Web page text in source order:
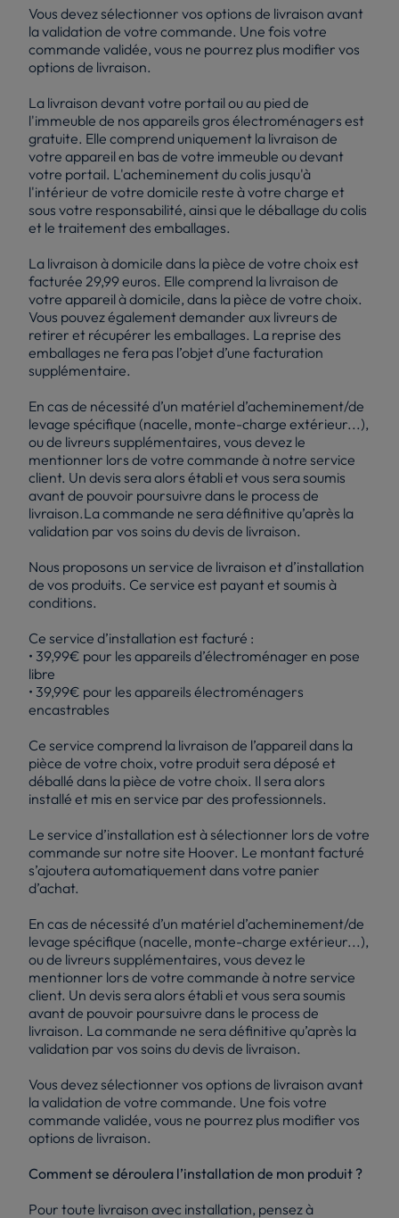
Vous devez sélectionner vos options de livraison avant
la validation de votre commande. Une fois votre
commande validée, vous ne pourrez plus modifier vos
options de livraison.
La livraison devant votre portail ou au pied de
l'immeuble de nos appareils gros électroménagers est
gratuite. Elle comprend uniquement la livraison de
votre appareil en bas de votre immeuble ou devant
votre portail. L'acheminement du colis jusqu'à
l'intérieur de votre domicile reste à votre charge et
sous votre responsabilité, ainsi que le déballage du colis
et le traitement des emballages.
La livraison à domicile dans la pièce de votre choix est
facturée 29,99 euros. Elle comprend la livraison de
votre appareil à domicile, dans la pièce de votre choix.
Vous pouvez également demander aux livreurs de
retirer et récupérer les emballages. La reprise des
emballages ne fera pas l’objet d’une facturation
supplémentaire.
En cas de nécessité d’un matériel d’acheminement/de
levage spécifique (nacelle, monte-charge extérieur...),
ou de livreurs supplémentaires, vous devez le
mentionner lors de votre commande à notre service
client. Un devis sera alors établi et vous sera soumis
avant de pouvoir poursuivre dans le process de
livraison.La commande ne sera définitive qu’après la
validation par vos soins du devis de livraison.
Nous proposons un service de livraison et d’installation
de vos produits. Ce service est payant et soumis à
conditions.
Ce service d’installation est facturé :
• 39,99€ pour les appareils d’électroménager en pose
libre
• 39,99€ pour les appareils électroménagers
encastrables
Ce service comprend la livraison de l’appareil dans la
pièce de votre choix, votre produit sera déposé et
déballé dans la pièce de votre choix. Il sera alors
installé et mis en service par des professionnels.
Le service d’installation est à sélectionner lors de votre
commande sur notre site Hoover. Le montant facturé
s’ajoutera automatiquement dans votre panier
d’achat.
En cas de nécessité d’un matériel d’acheminement/de
levage spécifique (nacelle, monte-charge extérieur...),
ou de livreurs supplémentaires, vous devez le
mentionner lors de votre commande à notre service
client. Un devis sera alors établi et vous sera soumis
avant de pouvoir poursuivre dans le process de
livraison. La commande ne sera définitive qu’après la
validation par vos soins du devis de livraison.
Vous devez sélectionner vos options de livraison avant
la validation de votre commande. Une fois votre
commande validée, vous ne pourrez plus modifier vos
options de livraison.
Comment se déroulera l’installation de mon produit ?
Pour toute livraison avec installation, pensez à